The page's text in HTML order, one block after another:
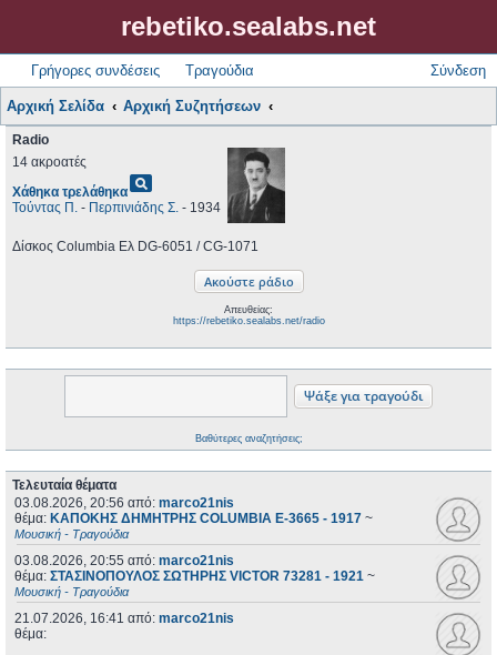
rebetiko.sealabs.net
Γρήγορες συνδέσεις Τραγούδια Σύνδεση
Αρχική Σελίδα Αρχική Συζητήσεων
Radio
14 ακροατές
Χάθηκα τρελάθηκαpageview
Τούντας Π. - Περπινιάδης Σ. - 1934
Δίσκος Columbia Ελ DG-6051 / CG-1071
Απευθείας:
https://rebetiko.sealabs.net/radio
Βαθύτερες αναζητήσεις;
Τελευταία θέματα
03.08.2026, 20:56 από: marco21nis
θέμα: ΚΑΠΟΚΗΣ ΔΗΜΗΤΡΗΣ COLUMBIA E-3665 - 1917 ~
Μουσική - Τραγούδια
03.08.2026, 20:55 από: marco21nis
θέμα: ΣΤΑΣΙΝΟΠΟΥΛΟΣ ΣΩΤΗΡΗΣ VICTOR 73281 - 1921 ~
Μουσική - Τραγούδια
21.07.2026, 16:41 από: marco21nis
θέμα: